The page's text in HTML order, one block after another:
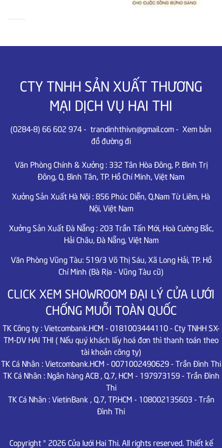
CTY TNHH SẢN XUẤT THƯƠNG
MẠI DỊCH VỤ HAI THI
(0284-8) 66 602 974- trandinhthivn@gmail.com- Xem bản
đồ đường đi
Văn Phòng Chính & Xưởng : 332 Tân Hòa Đông, P. Bình Trị
Đông, Q. Bình Tân, TP. Hồ Chí Minh, Việt Nam
Xưởng Sản Xuất Hà Nội :856 Phúc Diễn, Q.Nam Từ Liêm, Hà
Nội, Việt Nam
Xưởng Sản Xuất Đà Nẵng : 203 Trần Tấn Mới, Hoà Cường Bắc,
Hải Châu, Đà Nẵng, Việt Nam
Văn Phòng Vũng Tàu: 519/3 Võ Thị Sáu, Xã Long Hải, TP. Hồ
Chí Minh (Bà Rịa - Vũng Tàu cũ)
CLICK XEM SHOWROOM ĐẠI LÝ CỬA LƯỚI
CHỐNG MUỖI TOÀN QUỐC
TK Công ty : Vietcombank.HCM - 0181003444110 - Cty TNHH SX-
TM-DV HAI THI ( Nếu quý khách lấy hoá đơn thì thanh toán theo
tài khoản công ty)
TK Cá Nhân : Vietcombank.HCM - 0071002490629 - Trần Đình Thi
TK Cá Nhân : Ngân hàng ACB , Q.7, HCM - 197973159 - Trần Đình
Thi
TK Cá Nhân : VietinBank , Q.7, TP.HCM - 108002135603 - Trần
Đình Thi
Copyright © 2026 Cửa lưới Hai Thi. All rights reserved. Thiết kế